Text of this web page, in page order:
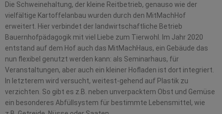
Die Schweinehaltung, der kleine Reitbetrieb, genauso wie der
vielfältige Kartoffelanbau wurden durch den MitMachHof
erweitert. Hier verbindet der landwirtschaftliche Betrieb
Bauernhofpädagogik mit viel Liebe zum Tierwohl. Im Jahr 2020
entstand auf dem Hof auch das MitMachHaus, ein Gebäude das
nun flexibel genutzt werden kann: als Seminarhaus, für
Veranstaltungen, aber auch ein kleiner Hofladen ist dort integriert.
In letzterem wird versucht, weitest-gehend auf Plastik zu
verzichten. So gibt es z.B. neben unverpacktem Obst und Gemüse
ein besonderes Abfüllsystem für bestimmte Lebensmittel, wie